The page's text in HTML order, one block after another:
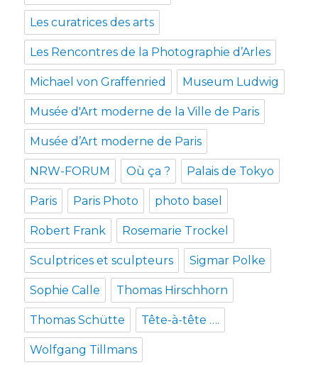
Les curatrices des arts
Les Rencontres de la Photographie d’Arles
Michael von Graffenried Museum Ludwig
Musée d'Art moderne de la Ville de Paris
Musée d’Art moderne de Paris
NRW-FORUM Où ça ? Palais de Tokyo
Paris Paris Photo photo basel
Robert Frank Rosemarie Trockel
Sculptrices et sculpteurs Sigmar Polke
Sophie Calle Thomas Hirschhorn
Thomas Schütte Tête-à-tête ….
Wolfgang Tillmans